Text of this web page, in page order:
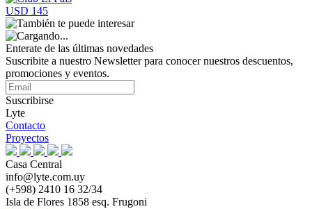
USD 145
Enterate de las últimas novedades
Suscribite a nuestro Newsletter para conocer nuestros descuentos,
promociones y eventos.
Suscribirse
Lyte
Contacto
Proyectos
Casa Central
info@lyte.com.uy
(+598) 2410 16 32/34
Isla de Flores 1858 esq. Frugoni